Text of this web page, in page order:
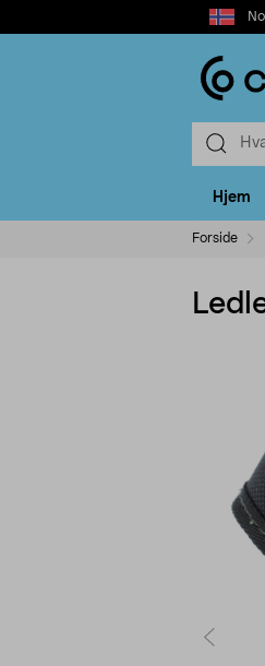
Select
market
Hjem
Forside